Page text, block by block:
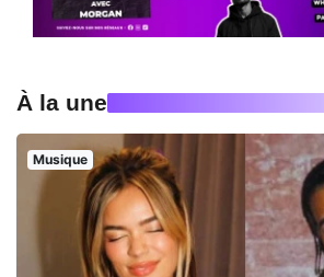
À la une
Musique